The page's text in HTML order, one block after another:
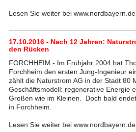
Lesen Sie weiter bei www.nordbayern.de
17.10.2016 - Nach 12 Jahren:
den Rücken
FORCHHEIM - Im Frühjahr 2004 hat
Forchheim den ersten Jung-Ingenieur
zählt die Naturstrom AG in der Stadt 80
Geschäftsmodell: regenerative Energie
Großen wie im Kleinen. Doch bald
in Forchheim.
Lesen Sie weiter bei www.nordbayern.de